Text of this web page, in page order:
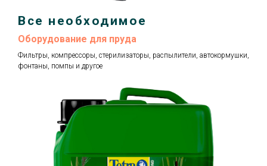
Все необходимое
Оборудование для пруда
Фильтры, компрессоры, стерилизаторы, распылители, автокормушки,
фонтаны, помпы и другое